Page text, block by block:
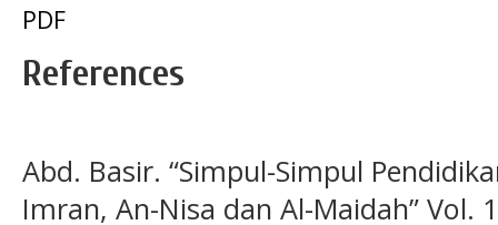
PDF
References
Abd. Basir. “Simpul-Simpul
Imran, An-Nisa dan Al-Maidah” Vol.